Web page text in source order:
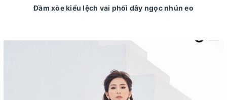
Đầm xòe kiểu lệch vai phối dây ngọc nhún eo